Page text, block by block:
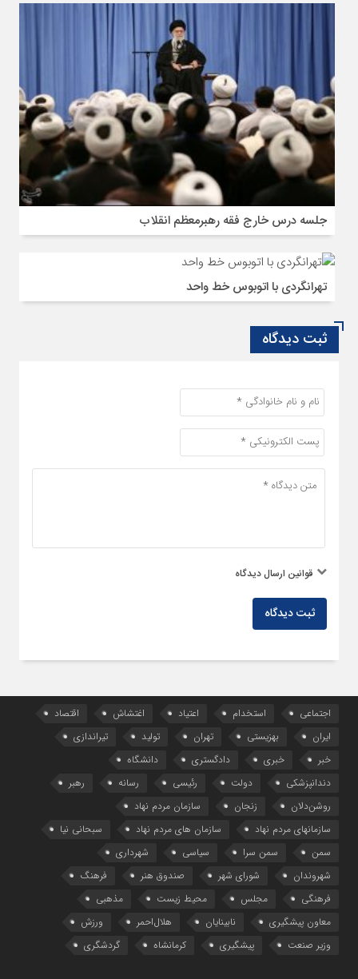
جلسه درس خارج فقه رهبرمعظم انقلاب
تهرانگردی با اتوبوس خط واحد
ثبت دیدگاه
قوانین ارسال دیدگاه
ثبت دیدگاه
اجتماعی استخدام اعتیاد اغتشاش
اقتصاد
ایران
بهزیستی تهران تولید
تیراندازی
خبر
خبری دادگستری
دانشگاه
دندانپزشکی
دولت رئیسی رسانه
رهبر
روشن‌دلان
زنجان
سازمان مردم نهاد
سازمانهای مردم نهاد
سازمان های مردم نهاد
سبحانی نیا
سمن
سمن سرا سیاسی
شهرداری
شهروندان
شورای شهر صندوق هنر
فرهنگ
فرهنگی
مجلس محیط زیست
مذهبی
معاون پیشگیری
نابینایان هلال‌احمر
ورزش
وزیر صنعت
پیشگیری کرمانشاه گردشگری